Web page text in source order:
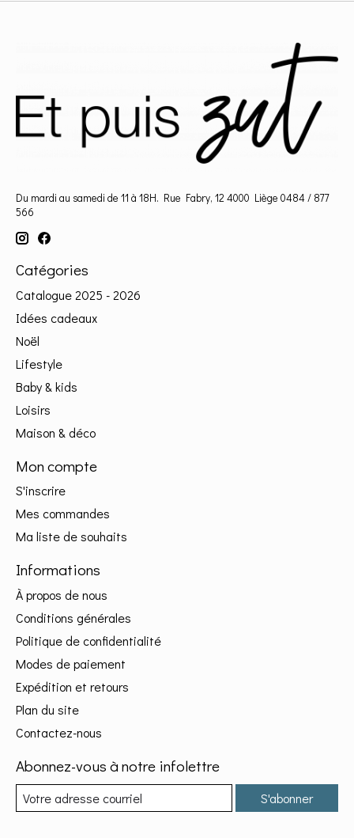
Du mardi au samedi de 11 à 18H. Rue Fabry, 12 4000 Liège 0484 / 877
566
Catégories
Catalogue 2025 - 2026
Idées cadeaux
Noël
Lifestyle
Baby & kids
Loisirs
Maison & déco
Mon compte
S'inscrire
Mes commandes
Ma liste de souhaits
Informations
À propos de nous
Conditions générales
Politique de confidentialité
Modes de paiement
Expédition et retours
Plan du site
Contactez-nous
Abonnez-vous à notre infolettre
S'abonner